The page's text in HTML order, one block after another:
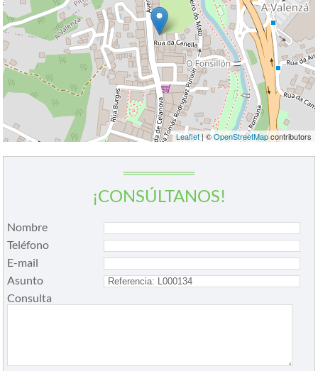
¡CONSÚLTANOS!
Nombre
Teléfono
E-mail
Asunto
Consulta
Leaflet| ©OpenStreetMapcontributors